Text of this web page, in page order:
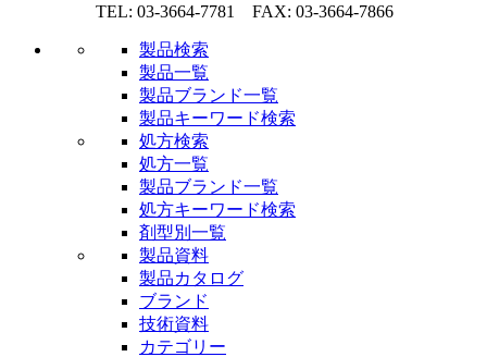
TEL: 03-3664-7781 FAX: 03-3664-7866
製品検索
製品一覧
製品ブランド一覧
製品キーワード検索
処方検索
処方一覧
製品ブランド一覧
処方キーワード検索
剤型別一覧
製品資料
製品カタログ
ブランド
技術資料
カテゴリー